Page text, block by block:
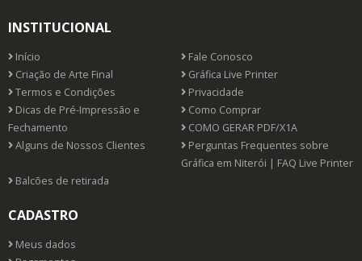
INSTITUCIONAL
Início
Fale Conosco
Criação de Arte Final
Gráfica Live Printer
Termos e Condições
Privacidade
Dicas de Pré-Impressão e
Fechamento
Como Comprar
COMO GERAR PDF/X1A
Alguns de Nossos Clientes
Perguntas Frequentes sobre
Gráfica em Niterói | FAQ Live Printer
Balcões de retirada
CADASTRO
Meus dados